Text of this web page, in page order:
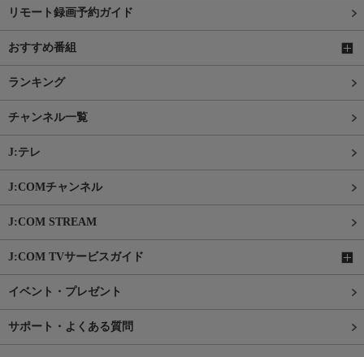
リモート録画予約ガイド
おすすめ番組
ランキング
チャンネル一覧
J:テレ
J:COMチャンネル
J:COM STREAM
J:COM TVサービスガイド
イベント・プレゼント
サポート・よくある質問